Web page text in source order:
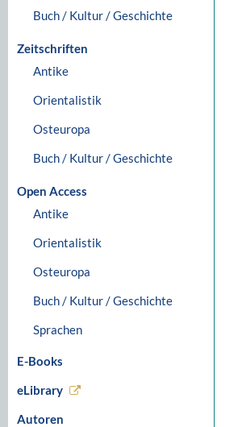
Buch / Kultur / Geschichte
Zeitschriften
Antike
Orientalistik
Osteuropa
Buch / Kultur / Geschichte
Open Access
Antike
Orientalistik
Osteuropa
Buch / Kultur / Geschichte
Sprachen
E-Books
eLibrary
Autoren